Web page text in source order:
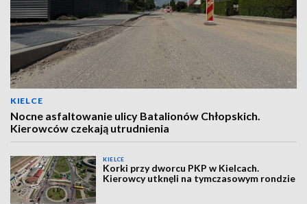
KIELCE
Nocne asfaltowanie ulicy Batalionów Chłopskich.
Kierowców czekają utrudnienia
KIELCE
Korki przy dworcu PKP w Kielcach.
Kierowcy utknęli na tymczasowym rondzie